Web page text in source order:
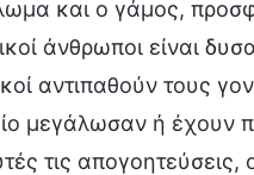
και ο γάμος,
άνθρωποι είναι
αντιπαθούν τους
μεγάλωσαν ή έχουν
τις απογοητεύσεις,